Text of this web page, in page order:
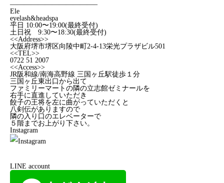
————————————–
Ele
eyelash&headspa
平日 10:00〜19:00(最終受付)
土日祝 9:30〜18:30(最終受付)
<<Address>>
大阪府堺市堺区向陵中町2-4-13栄光プラザビル501
<<TEL>>
0722 51 2007
<<Access>>
JR阪和線/南海高野線 三国ヶ丘駅徒歩１分
三国ヶ丘東出口から出て
ファミリーマートの隣の立志館ゼミナールを
右手に直進していただき
餃子の王将を左に曲がっていただくと
八剣伝がありますので
隣の入り口のエレベーターで
５階までお上がり下さい。
Instagram
LINE account